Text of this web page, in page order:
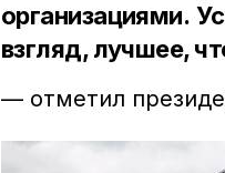
организациями.
взгляд, лучшее,
— отметил